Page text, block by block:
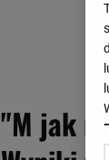
"M jak